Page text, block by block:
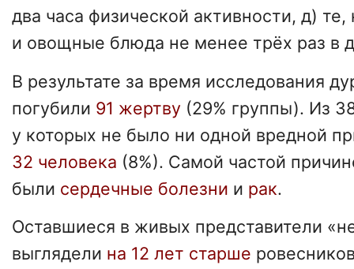
два часа физической активности, д)
и овощные блюда не менее трёх раз в
В результате за время исследования
погубили 91 жертву (29% группы). Из
у которых не было ни одной вредной
32 человека (8%). Самой частой
были сердечные болезни и рак.
Оставшиеся в живых представители
выглядели на 12 лет старше